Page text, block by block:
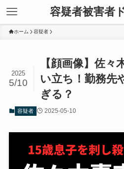
容疑者被害者
ホーム 容疑者
【顔画像】佐々
い立ち！勤務先
ぎる？
2025
5/10
容疑者 2025-05-10